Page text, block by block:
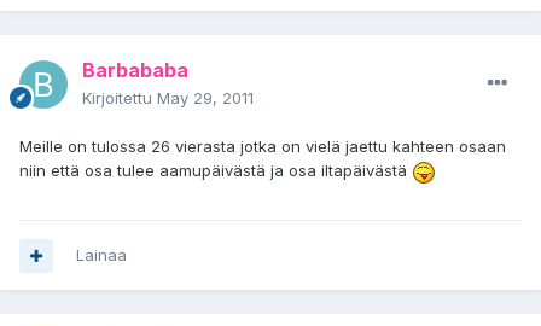
Barbababa
Kirjoitettu May 29, 2011
Meille on tulossa 26 vierasta jotka on vielä jaettu kahteen osaan
niin että osa tulee aamupäivästä ja osa iltapäivästä
Lainaa